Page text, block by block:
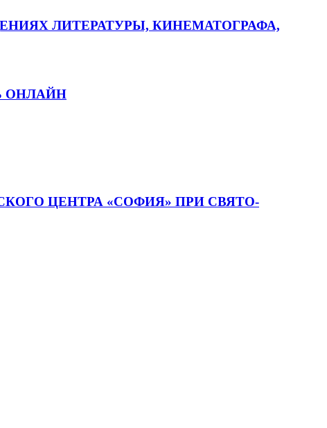
ЛИТЕРАТУРЫ, КИНЕМАТОГРАФА,
ОНЛАЙН
ЦЕНТРА «СОФИЯ» ПРИ СВЯТО-